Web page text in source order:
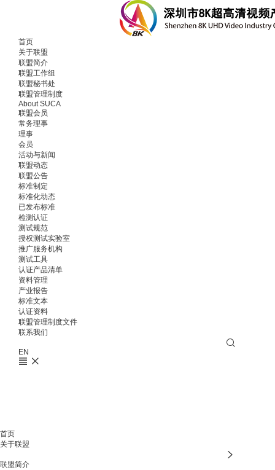
首页
关于联盟
联盟简介
联盟工作组
联盟秘书处
联盟管理制度
About SUCA
联盟会员
常务理事
理事
会员
活动与新闻
联盟动态
联盟公告
标准制定
标准化动态
已发布标准
检测认证
测试规范
授权测试实验室
推广服务机构
测试工具
认证产品清单
资料管理
产业报告
标准文本
认证资料
联盟管理制度文件
联系我们
EN
首页
关于联盟
联盟简介